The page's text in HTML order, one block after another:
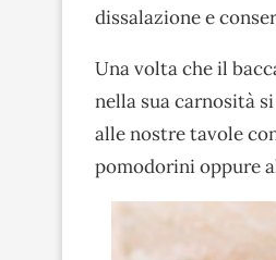
dissalazione e
Una volta che il
nella sua carnosità
alle nostre tavole
pomodorini oppure